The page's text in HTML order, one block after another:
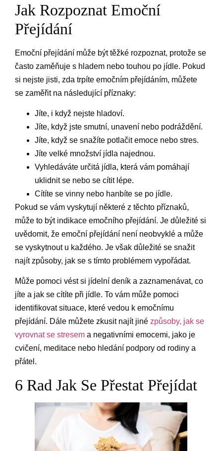
Jak Rozpoznat Emoční
Přejídání
Emoční přejídání může být těžké rozpoznat, protože se
často zaměňuje s hladem nebo touhou po jídle. Pokud
si nejste jisti, zda trpíte emočním přejídáním, můžete
se zaměřit na následující příznaky:
Jíte, i když nejste hladoví.
Jíte, když jste smutní, unavení nebo podráždění.
Jíte, když se snažíte potlačit emoce nebo stres.
Jíte velké množství jídla najednou.
Vyhledáváte určitá jídla, která vám pomáhají
uklidnit se nebo se cítit lépe.
Cítíte se vinny nebo hanbíte se po jídle.
Pokud se vám vyskytují některé z těchto příznaků,
může to být indikace emočního přejídání. Je důležité si
uvědomit, že emoční přejídání není neobvyklé a může
se vyskytnout u každého. Je však důležité se snažit
najít způsoby, jak se s tímto problémem vypořádat.
Může pomoci vést si jídelní deník a zaznamenávat, co
jíte a jak se cítíte při jídle. To vám může pomoci
identifikovat situace, které vedou k emočnímu
přejídání. Dále můžete zkusit najít jiné způsoby, jak se
vyrovnat se stresem a negativními emocemi, jako je
cvičení, meditace nebo hledání podpory od rodiny a
přátel.
6 Rad Jak Se Přestat Přejídat